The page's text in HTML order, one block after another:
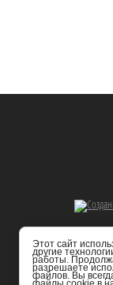
Этот сайт
другие
работы.
разрешаете
файлов. Вы